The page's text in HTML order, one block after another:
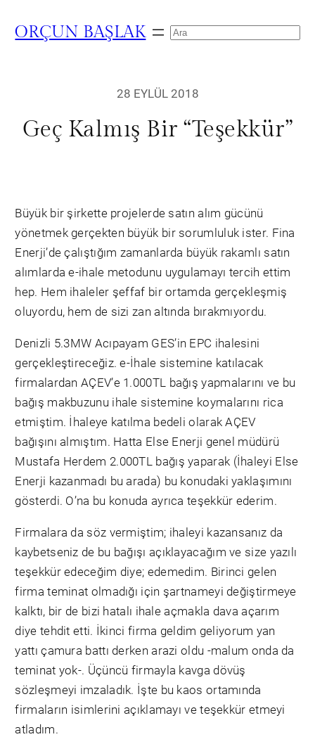
ORÇUN BAŞLAK Search
28 EYLÜL 2018
Geç Kalmış Bir “Teşekkür”
Büyük bir şirkette projelerde satın alım gücünü
yönetmek gerçekten büyük bir sorumluluk ister. Fina
Enerji’de çalıştığım zamanlarda büyük rakamlı satın
alımlarda e-ihale metodunu uygulamayı tercih ettim
hep. Hem ihaleler şeffaf bir ortamda gerçekleşmiş
oluyordu, hem de sizi zan altında bırakmıyordu.
Denizli 5.3MW Acıpayam GES’in EPC ihalesini
gerçekleştireceğiz. e-İhale sistemine katılacak
firmalardan AÇEV’e 1.000TL bağış yapmalarını ve bu
bağış makbuzunu ihale sistemine koymalarını rica
etmiştim. İhaleye katılma bedeli olarak AÇEV
bağışını almıştım. Hatta Else Enerji genel müdürü
Mustafa Herdem 2.000TL bağış yaparak (İhaleyi Else
Enerji kazanmadı bu arada) bu konudaki yaklaşımını
gösterdi. O’na bu konuda ayrıca teşekkür ederim.
Firmalara da söz vermiştim; ihaleyi kazansanız da
kaybetseniz de bu bağışı açıklayacağım ve size yazılı
teşekkür edeceğim diye; edemedim. Birinci gelen
firma teminat olmadığı için şartnameyi değiştirmeye
kalktı, bir de bizi hatalı ihale açmakla dava açarım
diye tehdit etti. İkinci firma geldim geliyorum yan
yattı çamura battı derken arazi oldu -malum onda da
teminat yok-. Üçüncü firmayla kavga dövüş
sözleşmeyi imzaladık. İşte bu kaos ortamında
firmaların isimlerini açıklamayı ve teşekkür etmeyi
atladım.